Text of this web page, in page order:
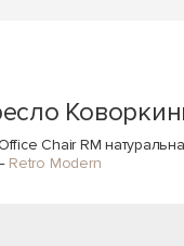
Chair RM
Retro Modern